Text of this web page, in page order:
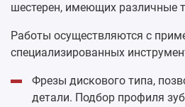
шестерен, имеющих различные
Работы осуществляются с
специализированных
Фрезы дискового типа,
детали. Подбор профиля